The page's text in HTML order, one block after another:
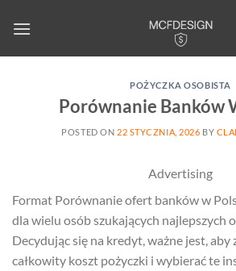
POŻYCZKA OSOBISTA
Porównanie Banków
POSTED ON 22 STYCZNIA, 2026 BY
Advertising
Format Porównanie ofert banków w
dla wielu osób szukających najlepszych
Decydując się na kredyt, ważne jest, aby
całkowity koszt pożyczki i wybierać te